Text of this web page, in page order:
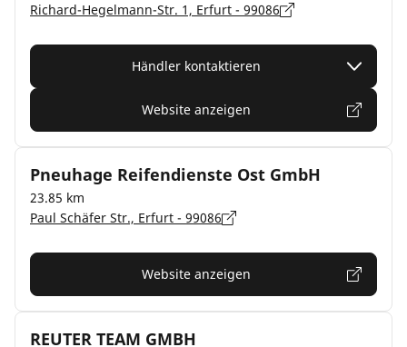
Richard-Hegelmann-Str. 1, Erfurt - 99086
Händler kontaktieren
Website anzeigen
Pneuhage Reifendienste Ost GmbH
23.85 km
Paul Schäfer Str., Erfurt - 99086
Website anzeigen
REUTER TEAM GMBH